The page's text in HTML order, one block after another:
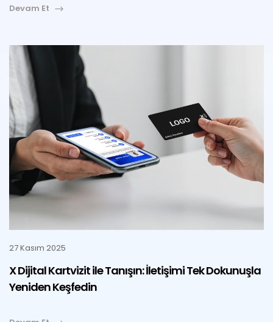
Devam Et
27 Kasım 2025
X Dijital Kartvizit ile Tanışın: İletişimi Tek Dokunuşla
Yeniden Keşfedin